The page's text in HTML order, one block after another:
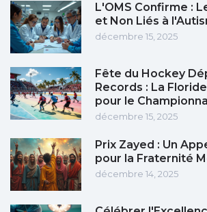
L'OMS Confirme :
et Non Liés à
décembre 15, 2025
Fête du Hockey
Records : La
pour le
décembre 15, 2025
Prix Zayed : Un
pour la Fraternité
décembre 14, 2025